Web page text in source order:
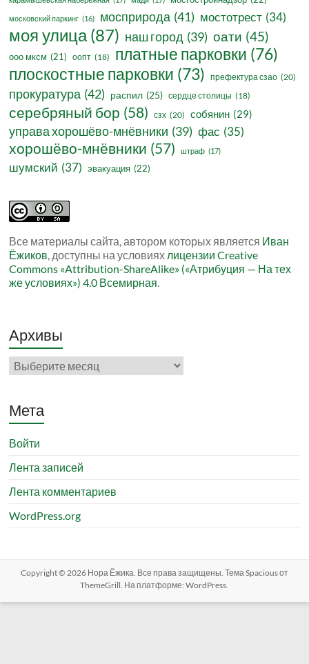
московский паркинг (16) мосприрода (41) мостотрест (34)
моя улица(87) наш город (39) оати (45)
ооо мксм (21) оопт (18) платные парковки (76)
плоскостные парковки (73) префектура сзао (20)
прокуратура (42) распил (25) сердце столицы (18)
серебряный бор (58) сзх (20) собянин (29)
управа хорошёво-мнёвники (39) фас (35)
хорошёво-мнёвники (57) штраф (17)
шумский (37) эвакуация (22)
Все материалы сайта, автором которых является Иван
Ёжиков, доступны на условиях лицензии Creative
Commons «Attribution-ShareAlike» («Атрибуция — На тех
же условиях») 4.0 Всемирная.
Архивы
Архивы
Мета
Войти
Лента записей
Лента комментариев
WordPress.org
Copyright © 2026 Нора Ёжика. Все права защищены. ТемаSpaciousот
ThemeGrill. На платформе:WordPress.